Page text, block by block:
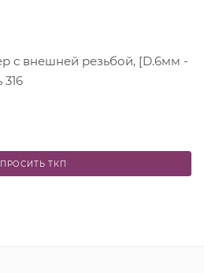
с внешней резьбой, [D.6мм -
316
ТКП